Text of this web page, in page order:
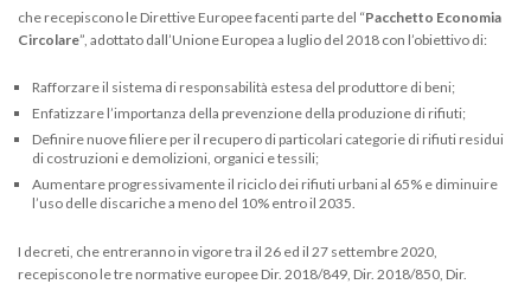
che recepiscono le Direttive Europee facenti parte del “Pacchetto Economia
Circolare”, adottato dall’Unione Europea a luglio del 2018 con l’obiettivo di:
Rafforzare il sistema di responsabilità estesa del produttore di beni;
Enfatizzare l’importanza della prevenzione della produzione di rifiuti;
Definire nuove filiere per il recupero di particolari categorie di rifiuti residui
di costruzioni e demolizioni, organici e tessili;
Aumentare progressivamente il riciclo dei rifiuti urbani al 65% e diminuire
l’uso delle discariche a meno del 10% entro il 2035.
I decreti, che entreranno in vigore tra il 26 ed il 27 settembre 2020,
recepiscono le tre normative europee Dir. 2018/849, Dir. 2018/850, Dir.